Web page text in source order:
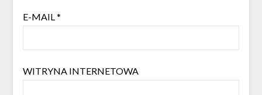
E-MAIL*
WITRYNA INTERNETOWA